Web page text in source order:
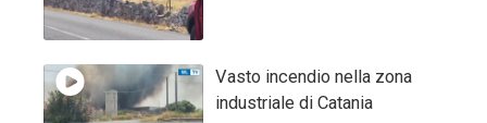
Vasto incendio nella zona
industriale di Catania